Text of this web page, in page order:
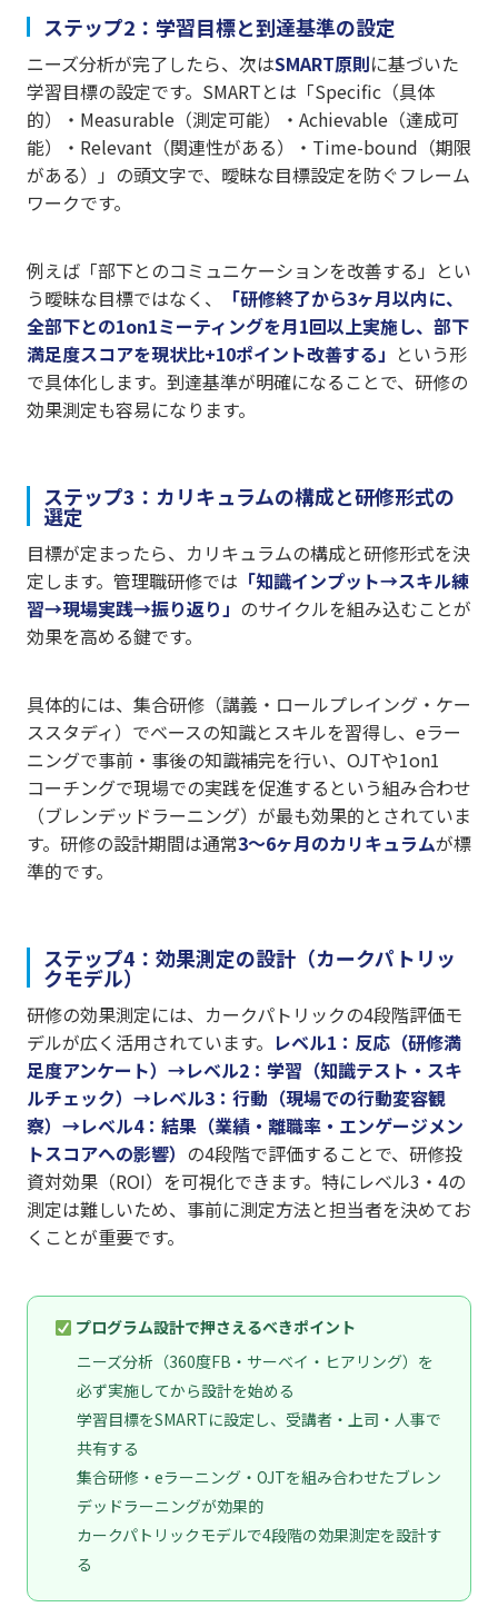
ステップ2：学習目標と到達基準の設定
ニーズ分析が完了したら、次はSMART原則に基づいた
学習目標の設定です。SMARTとは「Specific（具体
的）・Measurable（測定可能）・Achievable（達成可
能）・Relevant（関連性がある）・Time-bound（期限
がある）」の頭文字で、曖昧な目標設定を防ぐフレーム
ワークです。
例えば「部下とのコミュニケーションを改善する」とい
う曖昧な目標ではなく、
「研修終了から3ヶ月以内に、
全部下との1on1ミーティングを月1回以上実施し、部下
満足度スコアを現状比+10ポイント改善する」 という形
で具体化します。到達基準が明確になることで、研修の
効果測定も容易になります。
ステップ3：カリキュラムの構成と研修形式の
選定
目標が定まったら、カリキュラムの構成と研修形式を決
定します。管理職研修では 「知識インプット→スキル練
習→現場実践→振り返り」 のサイクルを組み込むことが
効果を高める鍵です。
具体的には、集合研修（講義・ロールプレイング・ケー
ススタディ）でベースの知識とスキルを習得し、eラー
ニングで事前・事後の知識補完を行い、OJTや1on1
コーチングで現場での実践を促進するという組み合わせ
（ブレンデッドラーニング）が最も効果的とされていま
す。研修の設計期間は通常3〜6ヶ月のカリキュラムが標
準的です。
ステップ4：効果測定の設計（カークパトリッ
クモデル）
研修の効果測定には、カークパトリックの4段階評価モ
デルが広く活用されています。 レベル1：反応（研修満
足度アンケート）→レベル2：学習（知識テスト・スキ
ルチェック）→レベル3：行動（現場での行動変容観
察）→レベル4：結果（業績・離職率・エンゲージメン
トスコアへの影響） の4段階で評価することで、研修投
資対効果（ROI）を可視化できます。特にレベル3・4の
測定は難しいため、事前に測定方法と担当者を決めてお
くことが重要です。
プログラム設計で押さえるべきポイント
ニーズ分析（360度FB・サーベイ・ヒアリング）を
必ず実施してから設計を始める
学習目標をSMARTに設定し、受講者・上司・人事で
共有する
集合研修・eラーニング・OJTを組み合わせたブレン
デッドラーニングが効果的
カークパトリックモデルで4段階の効果測定を設計す
る